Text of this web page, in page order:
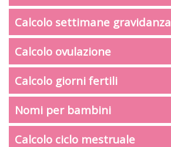
Calcolo settimane gravidanza
Calcolo ovulazione
Calcolo giorni fertili
Nomi per bambini
Calcolo ciclo mestruale